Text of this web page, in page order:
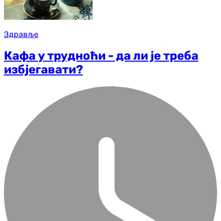
Здравље
Кафа у трудноћи - да ли је треба
избјегавати?